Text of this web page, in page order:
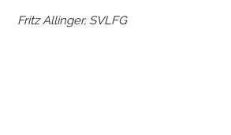
Fritz Allinger, SVLFG